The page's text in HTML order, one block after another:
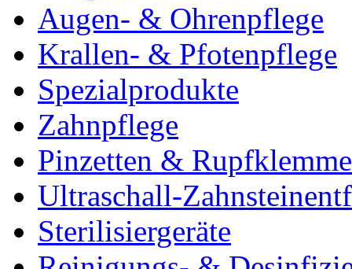
Augen- & Ohrenpflege
Krallen- & Pfotenpflege
Spezialprodukte
Zahnpflege
Pinzetten &
Ultraschall-
Sterilisiergeräte